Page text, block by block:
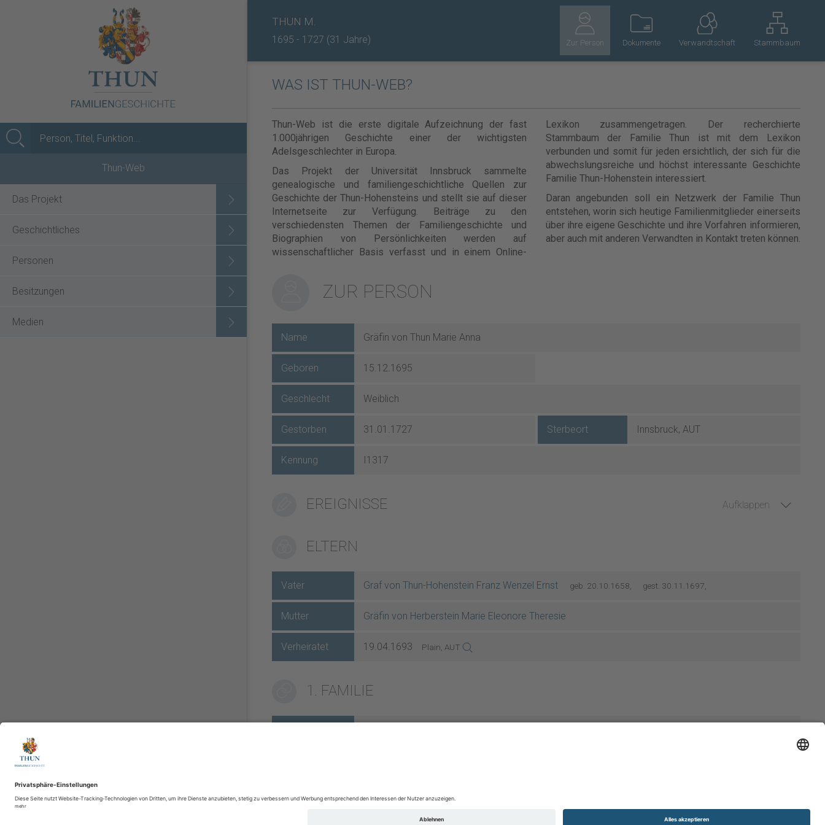
Thun-Web
Das Projekt
Geschichtliches
Personen
Besitzungen
Medien
WAS IST THUN-WEB?
Thun-Web ist die erste digitale Aufzeichnung der fast
1.000jährigen Geschichte einer der wichtigsten
Adelsgeschlechter in Europa.
Das Projekt der Universität Innsbruck sammelte
genealogische und familiengeschichtliche Quellen zur
Geschichte der Thun-Hohensteins und stellt sie auf dieser
Internetseite zur Verfügung. Beiträge zu den
verschiedensten Themen der Familiengeschichte und
Biographien von Persönlichkeiten werden auf
wissenschaftlicher Basis verfasst und in einem Online-
Lexikon zusammengetragen. Der recherchierte
Stammbaum der Familie Thun ist mit dem Lexikon
verbunden und somit für jeden ersichtlich, der sich für die
abwechslungsreiche und höchst interessante Geschichte
Familie Thun-Hohenstein interessiert.
Daran angebunden soll ein Netzwerk der Familie Thun
entstehen, worin sich heutige Familienmitglieder einerseits
über ihre eigene Geschichte und ihre Vorfahren informieren,
aber auch mit anderen Verwandten in Kontakt treten können.
ZUR PERSON
Name Gräfin von Thun Marie Anna
Geboren 15.12.1695
Geschlecht Weiblich
Gestorben 31.01.1727 Sterbeort Innsbruck, AUT
Kennung I1317
EREIGNISSE Aufklappen
ELTERN
Vater Graf von Thun-Hohenstein Franz Wenzel Ernst geb. 20.10.1658, gest. 30.11.1697,
Mutter Gräfin von Herberstein Marie Eleonore Theresie
Verheiratet 19.04.1693 Plain, AUT
1. FAMILIE
THUN M.
1695 - 1727 (31 Jahre) Zur Person Dokumente Verwandtschaft Stammbaum